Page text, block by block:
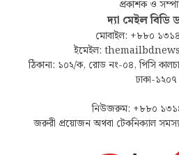
প্রকাশক ও
দ্যা মেইল
মোবাইল: +৮৮০
ইমেইল:
ঠিকানা: ১০২/ক, রোড নং-০৪, পিসি
ঢাকা-১২০৭
নিউজরুম: +৮৮০
জরুরী প্রয়োজন অথবা টেকনিক্যাল